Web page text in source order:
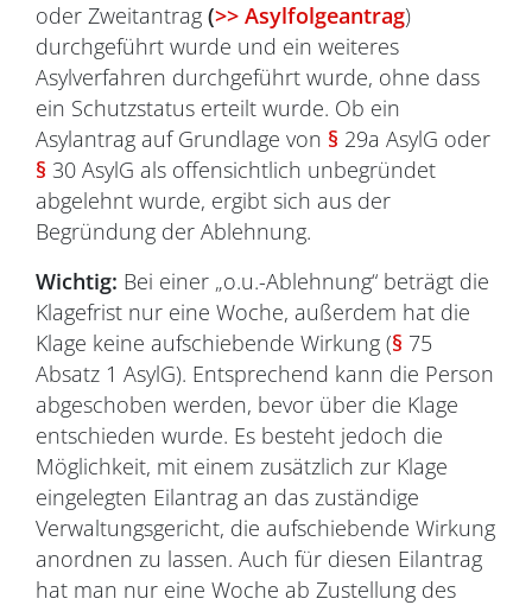
oder Zweitantrag (>> Asylfolgeantrag)
durchgeführt wurde und ein weiteres
Asylverfahren durchgeführt wurde, ohne dass
ein Schutzstatus erteilt wurde. Ob ein
Asylantrag auf Grundlage von § 29a AsylG oder
§ 30 AsylG als offensichtlich unbegründet
abgelehnt wurde, ergibt sich aus der
Begründung der Ablehnung.
Wichtig: Bei einer „o.u.-Ablehnung“ beträgt die
Klagefrist nur eine Woche, außerdem hat die
Klage keine aufschiebende Wirkung (§ 75
Absatz 1 AsylG). Entsprechend kann die Person
abgeschoben werden, bevor über die Klage
entschieden wurde. Es besteht jedoch die
Möglichkeit, mit einem zusätzlich zur Klage
eingelegten Eilantrag an das zuständige
Verwaltungsgericht, die aufschiebende Wirkung
anordnen zu lassen. Auch für diesen Eilantrag
hat man nur eine Woche ab Zustellung des